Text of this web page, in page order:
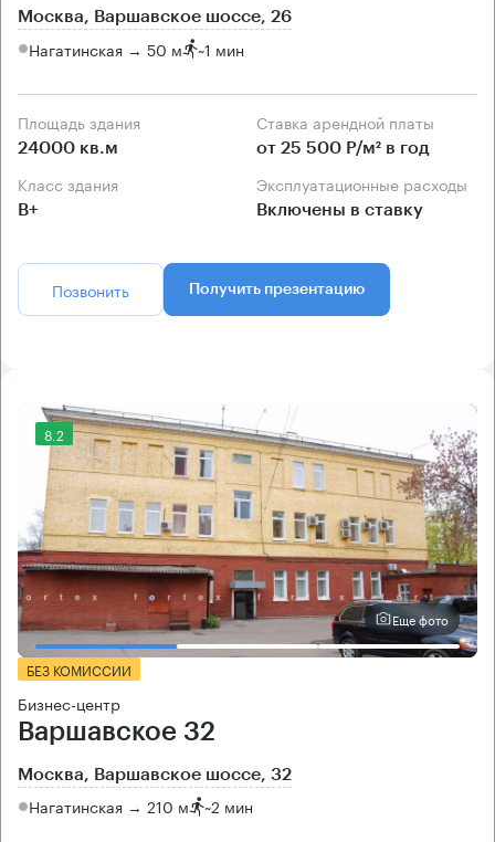
Москва, Варшавское шоссе, 26
Нагатинская → 50 м ~1 мин
Площадь здания
24000 кв.м
Ставка арендной платы
от 25 500 Р/м² в год
Класс здания
B+
Эксплуатационные расходы
Включены в ставку
Позвонить Получить презентацию
8.2
Еще фото
БЕЗ КОМИССИИ
Бизнес-центр
Варшавское 32
Москва, Варшавское шоссе, 32
Нагатинская → 210 м ~2 мин